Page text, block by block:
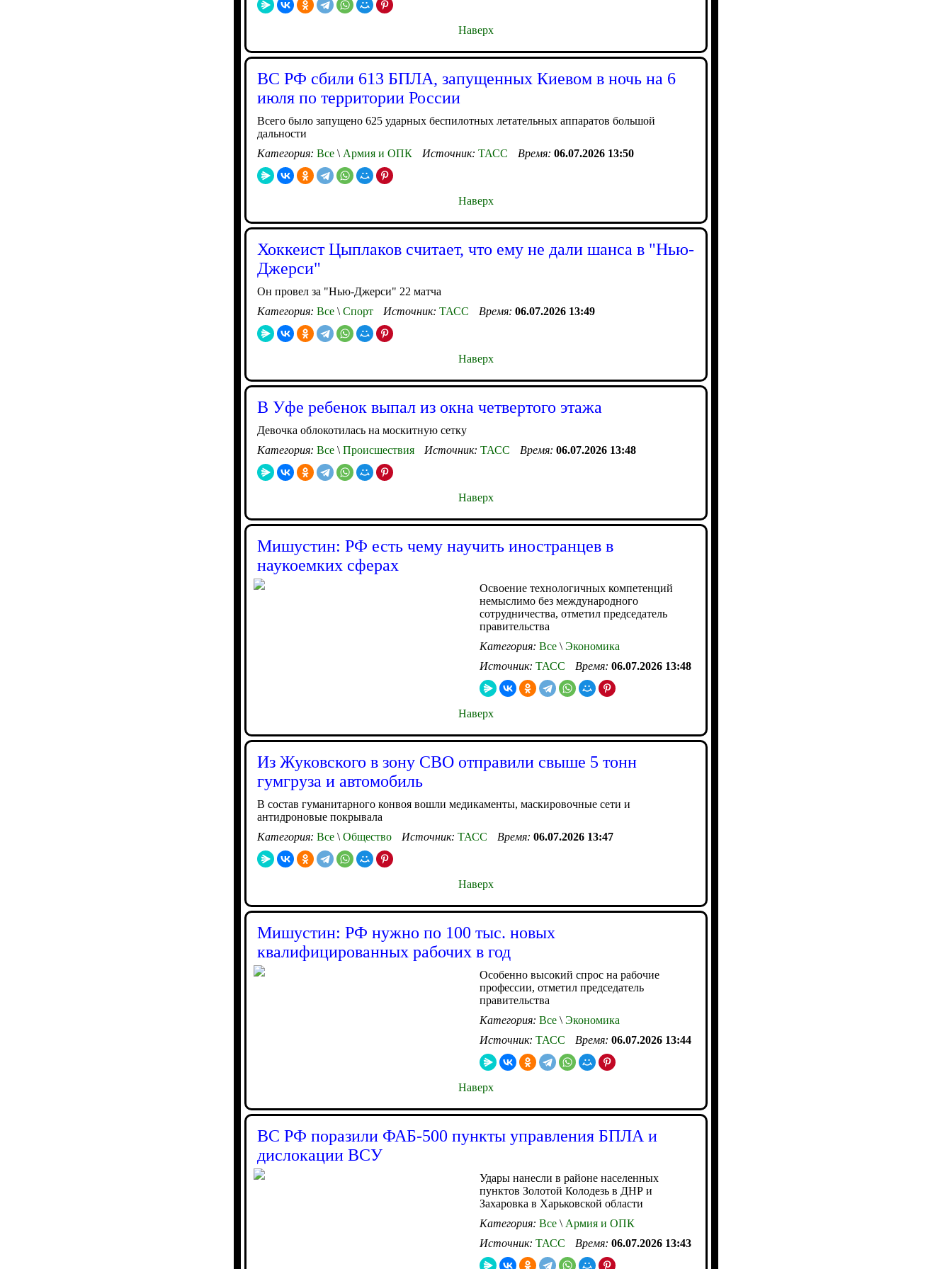
Наверх
ВС РФ сбили 613 БПЛА, запущенных Киевом в ночь на 6
июля по территории России
Всего было запущено 625 ударных беспилотных летательных аппаратов большой
дальности
Категория: Все \ Армия и ОПК Источник: ТАСС Время: 06.07.2026 13:50
Наверх
Хоккеист Цыплаков считает, что ему не дали шанса в "Нью-
Джерси"
Он провел за "Нью-Джерси" 22 матча
Категория: Все \ Спорт Источник: ТАСС Время: 06.07.2026 13:49
Наверх
В Уфе ребенок выпал из окна четвертого этажа
Девочка облокотилась на москитную сетку
Категория: Все \ Происшествия Источник: ТАСС Время: 06.07.2026 13:48
Наверх
Мишустин: РФ есть чему научить иностранцев в
наукоемких сферах
Освоение технологичных компетенций
немыслимо без международного
сотрудничества, отметил председатель
правительства
Категория: Все \ Экономика
Источник: ТАСС Время: 06.07.2026 13:48
Наверх
Из Жуковского в зону СВО отправили свыше 5 тонн
гумгруза и автомобиль
В состав гуманитарного конвоя вошли медикаменты, маскировочные сети и
антидроновые покрывала
Категория: Все \ Общество Источник: ТАСС Время: 06.07.2026 13:47
Наверх
Мишустин: РФ нужно по 100 тыс. новых
квалифицированных рабочих в год
Особенно высокий спрос на рабочие
профессии, отметил председатель
правительства
Категория: Все \ Экономика
Источник: ТАСС Время: 06.07.2026 13:44
Наверх
ВС РФ поразили ФАБ-500 пункты управления БПЛА и
дислокации ВСУ
Удары нанесли в районе населенных
пунктов Золотой Колодезь в ДНР и
Захаровка в Харьковской области
Категория: Все \ Армия и ОПК
Источник: ТАСС Время: 06.07.2026 13:43